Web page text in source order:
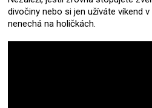
divočiny nebo si jen užíváte víkend
nenechá na holičkách.